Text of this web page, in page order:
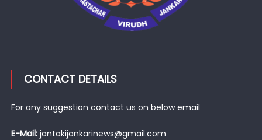
CONTACT DETAILS
For any suggestion contact us on below email
E-Mail: jantakijankarinews@gmail.com